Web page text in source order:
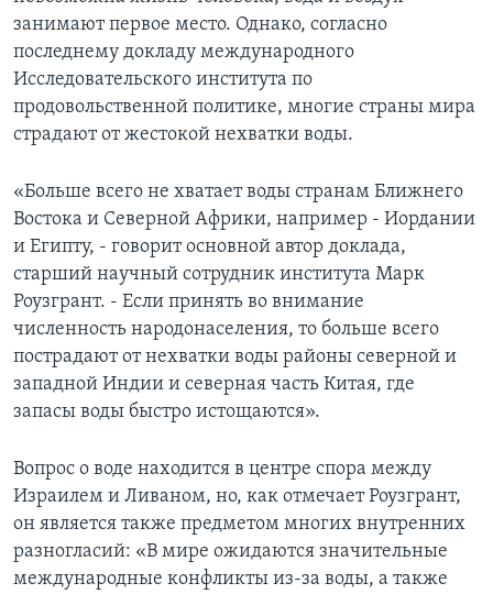
занимают первое место. Однако, согласно
последнему докладу международного
Исследовательского института по
продовольственной политике, многие страны мира
страдают от жестокой нехватки воды.
«Больше всего не хватает воды странам Ближнего
Востока и Северной Африки, например - Иордании
и Египту, - говорит основной автор доклада,
старший научный сотрудник института Марк
Роузгрант. - Если принять во внимание
численность народонаселения, то больше всего
пострадают от нехватки воды районы северной и
западной Индии и северная часть Китая, где
запасы воды быстро истощаются».
Вопрос о воде находится в центре спора между
Израилем и Ливаном, но, как отмечает Роузгрант,
он является также предметом многих внутренних
разногласий: «В мире ожидаются значительные
международные конфликты из-за воды, а также